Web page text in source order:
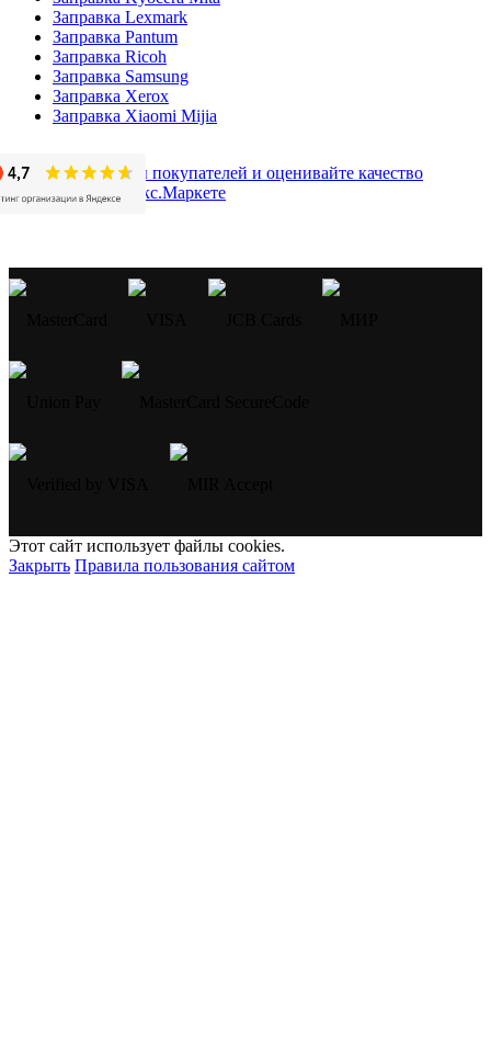
Заправка Lexmark
Заправка Pantum
Заправка Ricoh
Заправка Samsung
Заправка Xerox
Заправка Xiaomi Mijia
Этот сайт использует файлы cookies.
Закрыть Правила пользования сайтом